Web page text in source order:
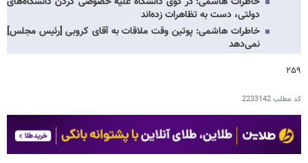
دولتی، دست به تظاهرات زده‌اند
خاطرات هاشمی: پوتین وقت ملاقات به آقای کروبی [رئیس مجلس]
نمی‌دهد
۲۵۹
کد مطلب2233142